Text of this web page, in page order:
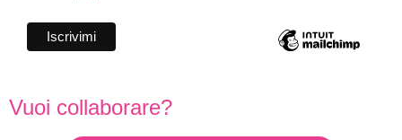
Vuoi collaborare?